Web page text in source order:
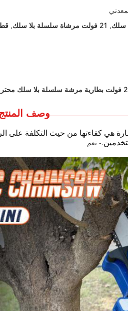
, 21 فولت مرشاة سلسلة بلا سلك ,
وصف
هي كفاءتها من حيث التكلفة على
- نعم